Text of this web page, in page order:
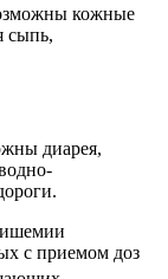
кожные
сыпь,
диарея,
ишемии
с приемом доз